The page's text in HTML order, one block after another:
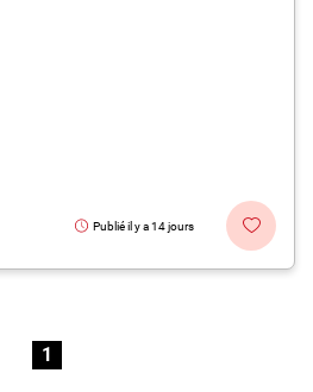
Publié il y a 14 jours
1